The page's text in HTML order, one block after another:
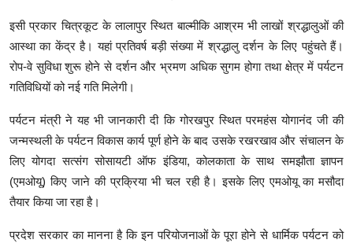
इसी प्रकार चित्रकूट के लालापुर स्थित बाल्मीकि आश्रम भी लाखों श्रद्धालुओं की
आस्था का केंद्र है। यहां प्रतिवर्ष बड़ी संख्या में श्रद्धालु दर्शन के लिए पहुंचते हैं।
रोप-वे सुविधा शुरू होने से दर्शन और भ्रमण अधिक सुगम होगा तथा क्षेत्र में पर्यटन
गतिविधियों को नई गति मिलेगी।
पर्यटन मंत्री ने यह भी जानकारी दी कि गोरखपुर स्थित परमहंस योगानंद जी की
जन्मस्थली के पर्यटन विकास कार्य पूर्ण होने के बाद उसके रखरखाव और संचालन के
लिए योगदा सत्संग सोसायटी ऑफ इंडिया, कोलकाता के साथ समझौता ज्ञापन
(एमओयू) किए जाने की प्रक्रिया भी चल रही है। इसके लिए एमओयू का मसौदा
तैयार किया जा रहा है।
प्रदेश सरकार का मानना है कि इन परियोजनाओं के पूरा होने से धार्मिक पर्यटन को